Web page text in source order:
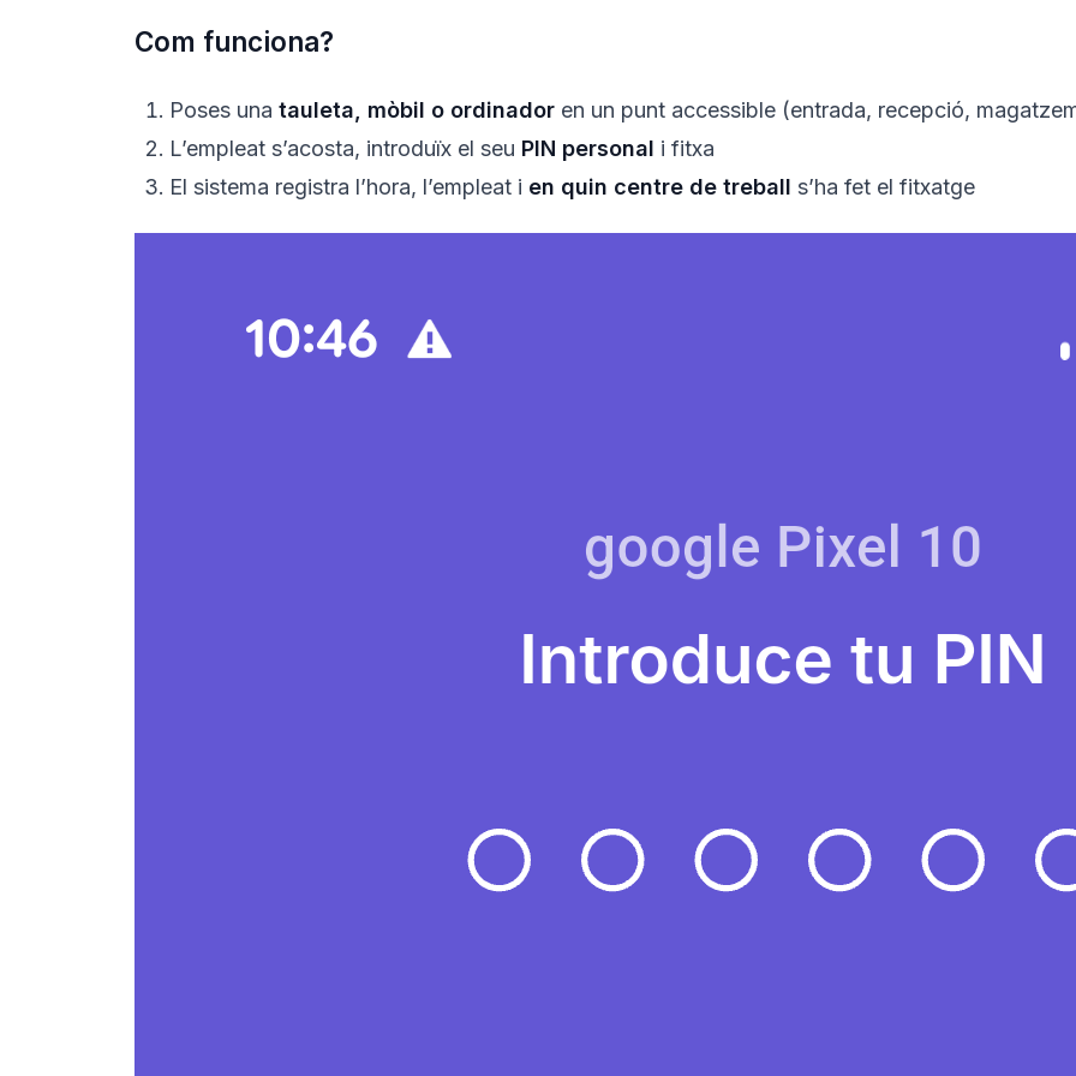
Com funciona?
Poses unatauleta, mòbil o ordinador en un punt accessible (entrada, recepció,
L’empleat s’acosta, introduïx el seu PIN personal i fitxa
El sistema registra l’hora, l’empleat i en quin centre de treball s’ha fet el fitxatge